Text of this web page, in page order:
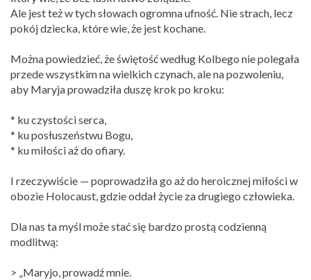
Ale jest też w tych słowach ogromna ufność. Nie strach, lecz
pokój dziecka, które wie, że jest kochane.
Można powiedzieć, że świętość według Kolbego nie polegała
przede wszystkim na wielkich czynach, ale na pozwoleniu,
aby Maryja prowadziła duszę krok po kroku:
* ku czystości serca,
* ku posłuszeństwu Bogu,
* ku miłości aż do ofiary.
I rzeczywiście — poprowadziła go aż do heroicznej miłości w
obozie Holocaust, gdzie oddał życie za drugiego człowieka.
Dla nas ta myśl może stać się bardzo prostą codzienną
modlitwą:
> „Maryjo, prowadź mnie.